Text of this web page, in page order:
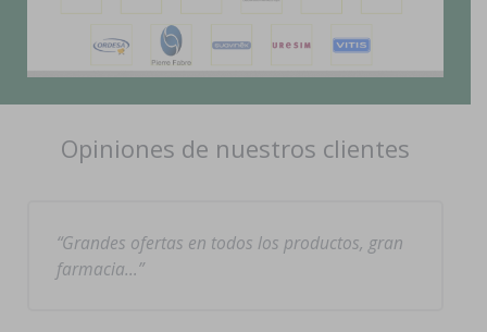
Opiniones de nuestros clientes
Grandes ofertas en todos los productos, gran
farmacia…